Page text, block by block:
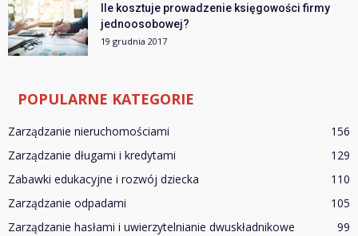
Ile kosztuje prowadzenie księgowości firmy
jednoosobowej?
19 grudnia 2017
POPULARNE KATEGORIE
Zarządzanie nieruchomościami
156
Zarządzanie długami i kredytami
129
Zabawki edukacyjne i rozwój dziecka
110
Zarządzanie odpadami
105
Zarządzanie hasłami i uwierzytelnianie dwuskładnikowe
99